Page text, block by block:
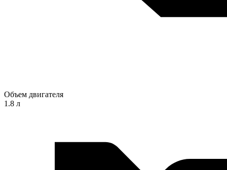
Объем двигателя
1.8 л